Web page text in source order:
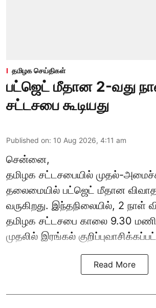
தமிழக செய்திகள்
பட்ஜெட் மீதான 2-வது
சட்டசபை கூடியது
Published on: 10 Aug 2026, 4:11 am
சென்னை,
தமிழக சட்டசபையில் முதல்-
தலைமையில் பட்ஜெட் மீதான விவாத
வருகிறது. இந்தநிலையில், 2 நாள்
தமிழக சட்டசபை காலை 9.30
முதலில் இரங்கல்
Read More